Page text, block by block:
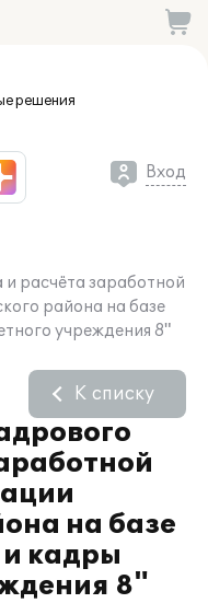
решения
Вход
расчёта заработной
района на базе
учреждения 8"
на базе
кадры
8"
К списку